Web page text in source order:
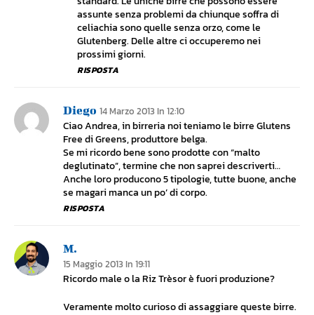
assunte senza problemi da chiunque soffra di
celiachia sono quelle senza orzo, come le
Glutenberg. Delle altre ci occuperemo nei
prossimi giorni.
RISPOSTA
Diego 14 Marzo 2013 In 12:10
Ciao Andrea, in birreria noi teniamo le birre Glutens
Free di Greens, produttore belga.
Se mi ricordo bene sono prodotte con “malto
deglutinato”, termine che non saprei descriverti…
Anche loro producono 5 tipologie, tutte buone, anche
se magari manca un po’ di corpo.
RISPOSTA
M.
15 Maggio 2013 In 19:11
Ricordo male o la Riz Trèsor è fuori produzione?
Veramente molto curioso di assaggiare queste birre.